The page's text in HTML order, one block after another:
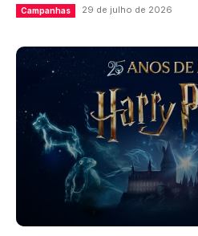
Campanhas 29 de julho de 2026